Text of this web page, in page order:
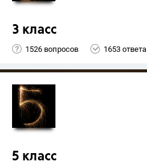
3 класс
1526 вопросов 1653 ответа
5 класс